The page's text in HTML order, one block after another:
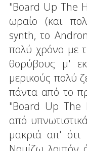
"Board Up The
ωραίο (και
synth, το
πολύ χρόνο με
θορύβους μ'
μερικούς πολύ
πάντα από το
"Board Up The
από
μακριά απ'